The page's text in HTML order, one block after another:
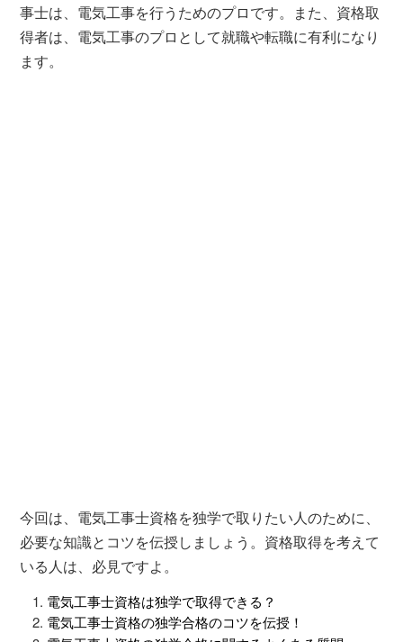
事士は、電気工事を行うためのプロです。また、資格取
得者は、電気工事のプロとして就職や転職に有利になり
ます。
今回は、電気工事士資格を独学で取りたい人のために、
必要な知識とコツを伝授しましょう。資格取得を考えて
いる人は、必見ですよ。
電気工事士資格は独学で取得できる？
電気工事士資格の独学合格のコツを伝授！